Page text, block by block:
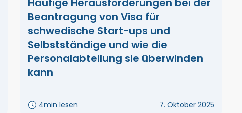
Beantragung von Visa für
schwedische Start-ups und
Selbstständige und wie die
Personalabteilung sie überwinden
kann
4min lesen 7. Oktober 2025